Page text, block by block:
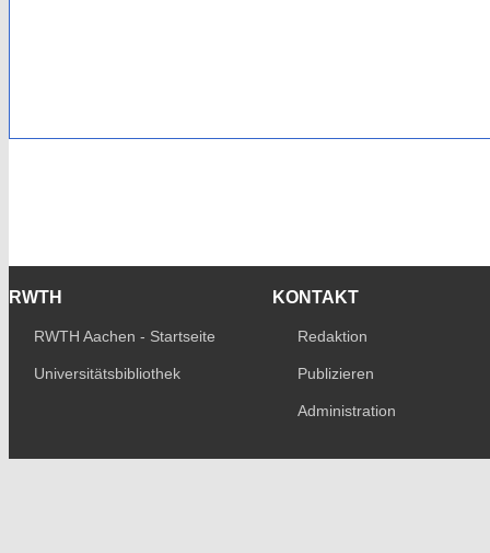
RWTH
RWTH Aachen - Startseite
Universitätsbibliothek
KONTAKT
Redaktion
Publizieren
Administration